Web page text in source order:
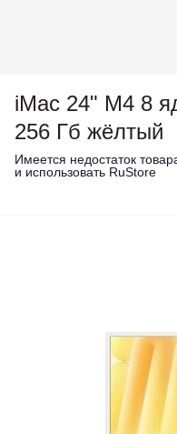
iPhone AirPods
iMac 24" M4 8
256 Гб жёлтый
Имеется недостаток
и использовать RuStore